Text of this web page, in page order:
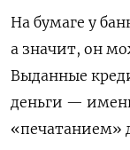
На бумаге у
а значит, он
Выданные
деньги —
«печатанием»